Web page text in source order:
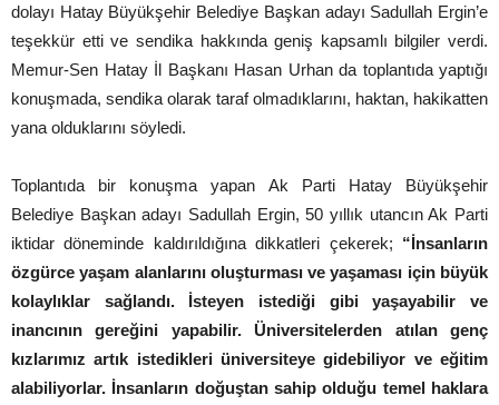
dolayı Hatay Büyükşehir Belediye Başkan adayı Sadullah Ergin’e
teşekkür etti ve sendika hakkında geniş kapsamlı bilgiler verdi.
Memur-Sen Hatay İl Başkanı Hasan Urhan da toplantıda yaptığı
konuşmada, sendika olarak taraf olmadıklarını, haktan, hakikatten
yana olduklarını söyledi.
Toplantıda bir konuşma yapan Ak Parti Hatay Büyükşehir
Belediye Başkan adayı Sadullah Ergin, 50 yıllık utancın Ak Parti
iktidar döneminde kaldırıldığına dikkatleri çekerek; “İnsanların
özgürce yaşam alanlarını oluşturması ve yaşaması için büyük
kolaylıklar sağlandı. İsteyen istediği gibi yaşayabilir ve
inancının gereğini yapabilir. Üniversitelerden atılan genç
kızlarımız artık istedikleri üniversiteye gidebiliyor ve eğitim
alabiliyorlar. İnsanların doğuştan sahip olduğu temel haklara